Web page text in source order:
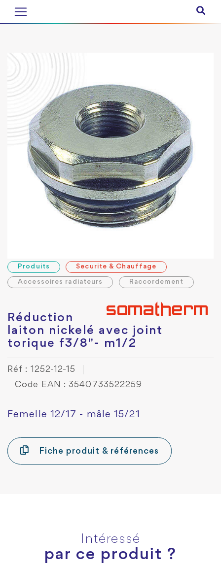
Produits Securite & Chauffage
Accessoires radiateurs Raccordement
Réduction
laiton nickelé avec joint
torique f3/8"- m1/2
Réf : 1252-12-15
Code EAN : 3540733522259
Femelle 12/17 - mâle 15/21
Fiche produit & références
Intéressé
par ce produit ?